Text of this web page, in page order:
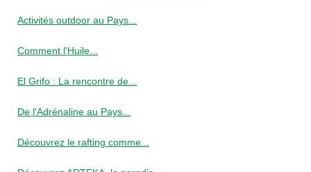
Activités outdoor au Pays...
Comment l'Huile...
El Grifo : La rencontre de...
De l'Adrénaline au Pays...
Découvrez le rafting comme...